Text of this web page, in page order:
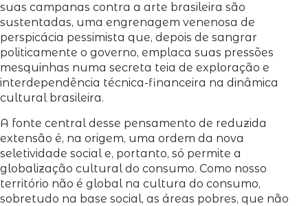
suas campanas contra a arte brasileira são
sustentadas, uma engrenagem venenosa de
perspicácia pessimista que, depois de sangrar
politicamente o governo, emplaca suas pressões
mesquinhas numa secreta teia de exploração e
interdependência técnica-financeira na dinâmica
cultural brasileira.
A fonte central desse pensamento de reduzida
extensão é, na origem, uma ordem da nova
seletividade social e, portanto, só permite a
globalização cultural do consumo. Como nosso
território não é global na cultura do consumo,
sobretudo na base social, as áreas pobres, que não